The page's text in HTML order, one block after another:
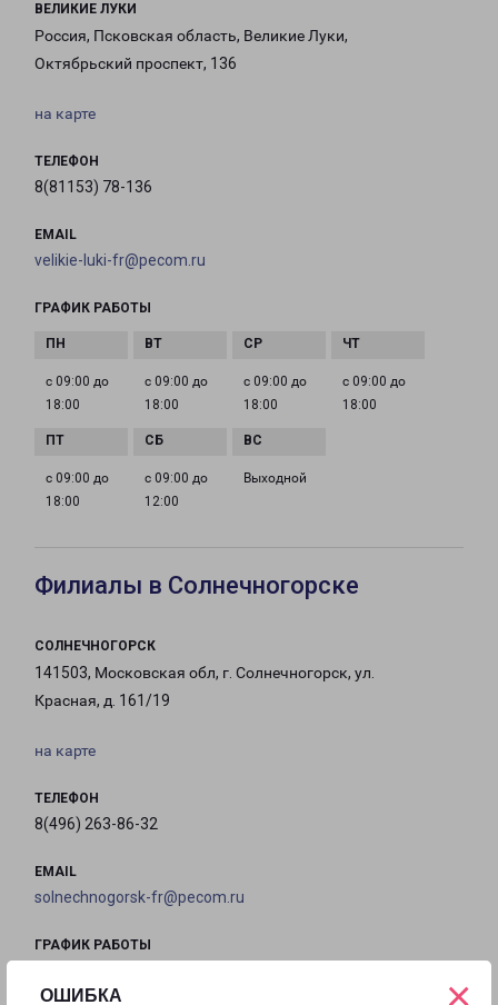
ОШИБКА
ВЕЛИКИЕ ЛУКИ
Россия, Псковская область, Великие Луки,
Октябрьский проспект, 136
на карте
ТЕЛЕФОН
8(81153) 78-136
EMAIL
velikie-luki-fr@pecom.ru
ГРАФИК РАБОТЫ
с 09:00 до
18:00
с 09:00 до
18:00
с 09:00 до
18:00
с 09:00 до
18:00
с 09:00 до
18:00
с 09:00 до
12:00
Выходной
Филиалы в Солнечногорске
СОЛНЕЧНОГОРСК
141503, Московская обл, г. Солнечногорск, ул.
Красная, д. 161/19
на карте
ТЕЛЕФОН
8(496) 263-86-32
EMAIL
solnechnogorsk-fr@pecom.ru
ГРАФИК РАБОТЫ